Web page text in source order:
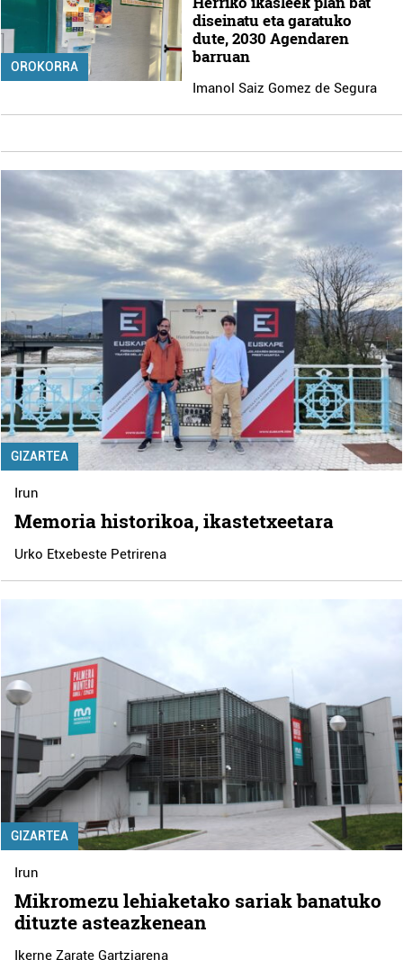
OROKORRA
diseinatu eta garatuko
dute, 2030 Agendaren
barruan
Imanol Saiz Gomez de Segura
GIZARTEA
Irun
Memoria historikoa, ikastetxeetara
Urko Etxebeste Petrirena
GIZARTEA
Irun
Mikromezu lehiaketako sariak banatuko
dituzte asteazkenean
Ikerne Zarate Gartziarena